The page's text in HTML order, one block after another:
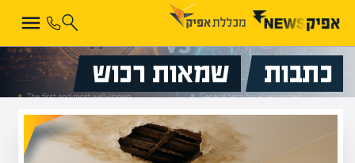
כתבות שמאות רכוש